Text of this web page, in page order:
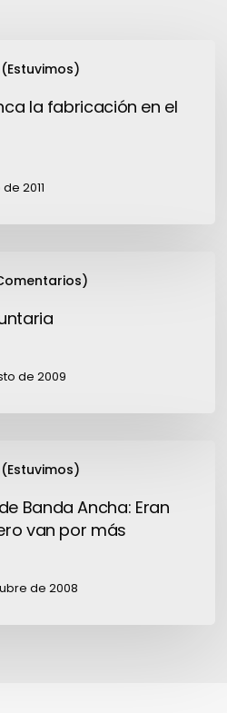
la fabricación en el
2011
de 2009
Banda Ancha: Eran
van por más
de 2008